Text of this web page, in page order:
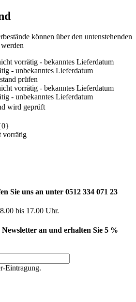
können über den untenstehenden
vorrätig - bekanntes Lieferdatum
- unbekanntes Lieferdatum
prüfen
vorrätig - bekanntes Lieferdatum
- unbekanntes Lieferdatum
wird geprüft
vorrätig
Sie uns an unter 0512 334 071 23
bis 17.00 Uhr.
an und erhalten Sie 5 %
Eintragung.